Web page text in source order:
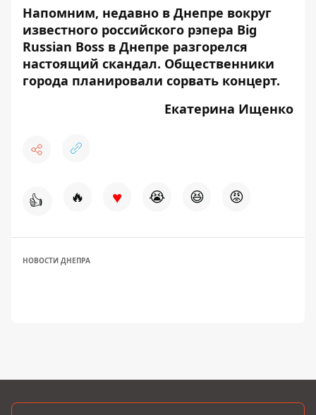
Напомним, недавно в Днепре вокруг
известного российского рэпера Big
Russian Boss в Днепре разгорелся
настоящий скандал. Общественники
города планировали сорвать концерт.
Екатерина Ищенко
👍 🔥 ♥ 😭 😆 😡
НОВОСТИ ДНЕПРА